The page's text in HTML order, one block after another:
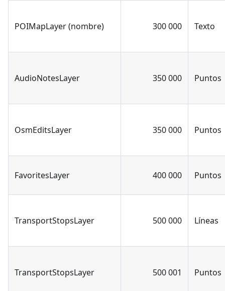
POIMapLayer (nombre) 300 000 Texto
AudioNotesLayer 350 000 Puntos
OsmEditsLayer 350 000 Puntos
FavoritesLayer 400 000 Puntos
TransportStopsLayer 500 000 Líneas
TransportStopsLayer 500 001 Puntos